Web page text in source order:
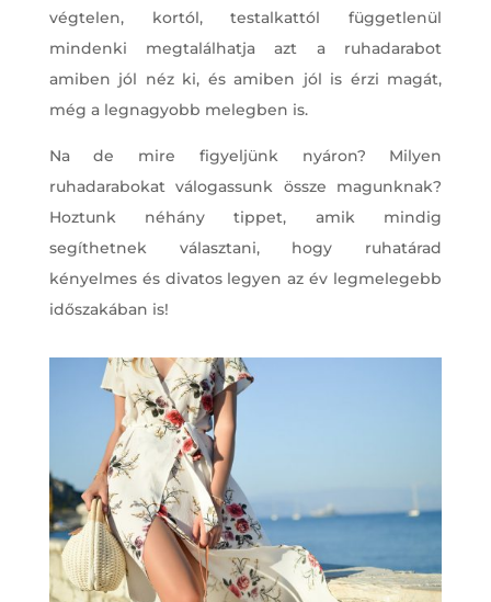
végtelen, kortól, testalkattól függetlenül
mindenki megtalálhatja azt a ruhadarabot
amiben jól néz ki, és amiben jól is érzi magát,
még a legnagyobb melegben is.
Na de mire figyeljünk nyáron? Milyen
ruhadarabokat válogassunk össze magunknak?
Hoztunk néhány tippet, amik mindig
segíthetnek választani, hogy ruhatárad
kényelmes és divatos legyen az év legmelegebb
időszakában is!